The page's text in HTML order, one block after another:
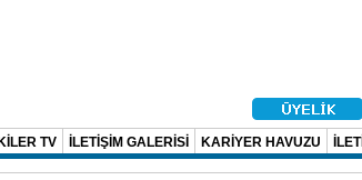
TV İLETİŞİM GALERİSİ KARİYER HAVUZU